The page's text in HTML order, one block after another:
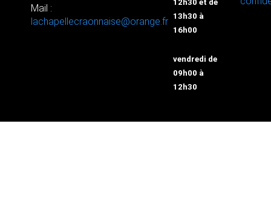
Mail :
lachapellecraonnaise@orange.fr
12h30 et de
13h30 à
16h00
vendredi de
09h00 à
12h30